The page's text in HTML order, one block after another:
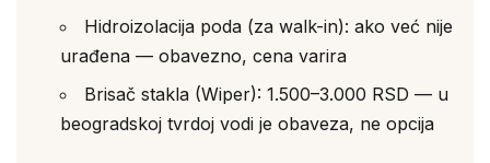
Hidroizolacija poda (za walk-in): ako već nije
urađena — obavezno, cena varira
Brisač stakla (Wiper): 1.500–3.000 RSD — u
beogradskoj tvrdoj vodi je obaveza, ne opcija